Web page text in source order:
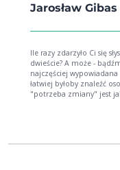
Jarosław Gibas
Ile razy zdarzyło Ci się
dwieście? A może -
najczęściej
łatwiej byłoby znaleźć
"potrzeba zmiany" jest jak
pozytywnych myśli i